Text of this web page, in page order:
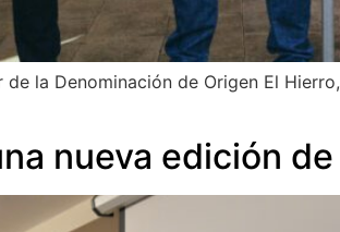
la Denominación de Origen El
nueva edición